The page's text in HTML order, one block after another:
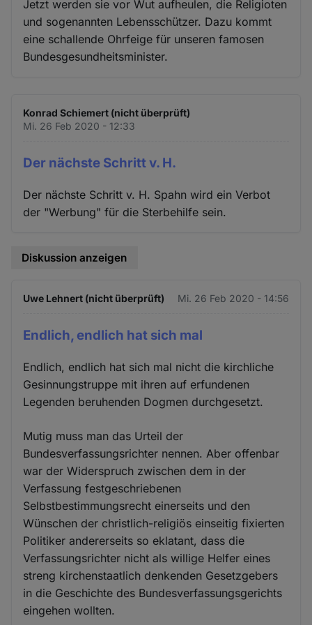
Jetzt werden sie vor Wut aufheulen, die Religioten
und sogenannten Lebensschützer. Dazu kommt
eine schallende Ohrfeige für unseren famosen
Bundesgesundheitsminister.
Konrad Schiemert (nicht überprüft)
Mi. 26 Feb 2020 - 12:33
Der nächste Schritt v. H.
Der nächste Schritt v. H. Spahn wird ein Verbot
der "Werbung" für die Sterbehilfe sein.
Diskussion anzeigen
Uwe Lehnert (nicht überprüft) Mi. 26 Feb 2020 - 14:56
Endlich, endlich hat sich mal
Endlich, endlich hat sich mal nicht die kirchliche
Gesinnungstruppe mit ihren auf erfundenen
Legenden beruhenden Dogmen durchgesetzt.
Mutig muss man das Urteil der
Bundesverfassungsrichter nennen. Aber offenbar
war der Widerspruch zwischen dem in der
Verfassung festgeschriebenen
Selbstbestimmungsrecht einerseits und den
Wünschen der christlich-religiös einseitig fixierten
Politiker andererseits so eklatant, dass die
Verfassungsrichter nicht als willige Helfer eines
streng kirchenstaatlich denkenden Gesetzgebers
in die Geschichte des Bundesverfassungsgerichts
eingehen wollten.